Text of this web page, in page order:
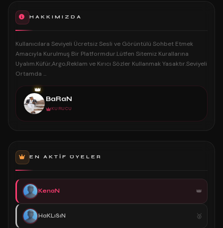
HAKKIMIZDA
Kullanıcılara Seviyeli Ücretsiz Sesli ve Görüntülü Sohbet Etmek
Amacıyla Kurulmuş Bir Platformdur.Lütfen Sitemiz Kurallarına
Uyalım.Küfür,Argo,Reklam ve Kırıcı Sözler Kullanmak Yasaktır.Seviyeli
Ortamda ...
👑
BaRaN
KURUCU
EN AKTIF ÜYELER
KenaN
HaKLıSıN